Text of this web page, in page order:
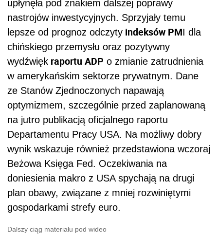
upłynęła pod znakiem dalszej poprawy
nastrojów inwestycyjnych. Sprzyjały temu
lepsze od prognoz odczyty indeksów PMI dla
chińskiego przemysłu oraz pozytywny
wydźwięk raportu ADP o zmianie zatrudnienia
w amerykańskim sektorze prywatnym. Dane
ze Stanów Zjednoczonych napawają
optymizmem, szczególnie przed zaplanowaną
na jutro publikacją oficjalnego raportu
Departamentu Pracy USA. Na możliwy dobry
wynik wskazuje również przedstawiona wczoraj
Beżowa Księga Fed. Oczekiwania na
doniesienia makro z USA spychają na drugi
plan obawy, związane z mniej rozwiniętymi
gospodarkami strefy euro.
Dalszy ciąg materiału pod wideo